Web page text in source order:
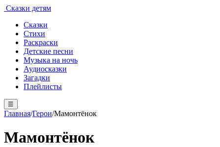
Сказки детям
Сказки
Стихи
Раскраски
Детские песни
Музыка на ночь
Аудиосказки
Загадки
Плейлисты
☰
Главная/Герои/Мамонтёнок
Мамонтёнок